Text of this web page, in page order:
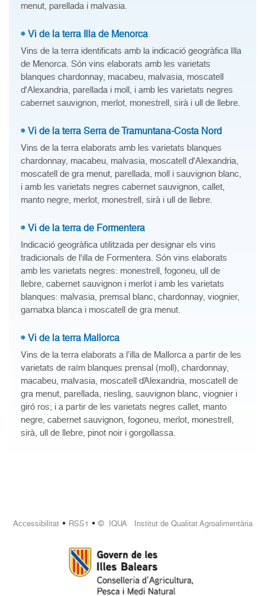
menut, parellada i malvasia.
Vi de la terra Illa de Menorca
Vins de la terra identificats amb la indicació geogràfica Illa
de Menorca. Són vins elaborats amb les varietats
blanques chardonnay, macabeu, malvasia, moscatell
d'Alexandria, parellada i moll, i amb les varietats negres
cabernet sauvignon, merlot, monestrell, sirà i ull de llebre.
Vi de la terra Serra de Tramuntana-Costa Nord
Vins de la terra elaborats amb les varietats blanques
chardonnay, macabeu, malvasia, moscatell d'Alexandria,
moscatell de gra menut, parellada, moll i sauvignon blanc,
i amb les varietats negres cabernet sauvignon, callet,
manto negre, merlot, monestrell, sirà i ull de llebre.
Vi de la terra de Formentera
Indicació geogràfica utilitzada per designar els vins
tradicionals de l'illa de Formentera. Són vins elaborats
amb les varietats negres: monestrell, fogoneu, ull de
llebre, cabernet sauvignon i merlot i amb les varietats
blanques: malvasia, premsal blanc, chardonnay, viognier,
garnatxa blanca i moscatell de gra menut.
Vi de la terra Mallorca
Vins de la terra elaborats a l’illa de Mallorca a partir de les
varietats de raïm blanques prensal (moll), chardonnay,
macabeu, malvasia, moscatell d’Alexandria, moscatell de
gra menut, parellada, riesling, sauvignon blanc, viognier i
giró ros; i a partir de les varietats negres callet, manto
negre, cabernet sauvignon, fogoneu, merlot, monestrell,
sirà, ull de llebre, pinot noir i gorgollassa.
Accessibilitat• RSS1 • © IQUA Institut de Qualitat Agroalimentària